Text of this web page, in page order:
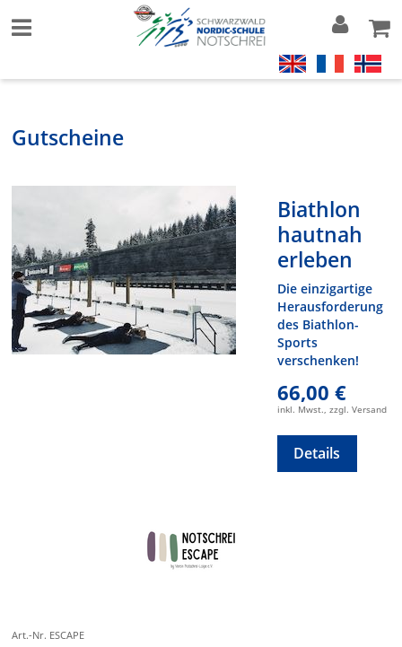
Gutscheine
Biathlon
hautnah
erleben
Die einzigartige
Herausforderung
des Biathlon-
Sports
verschenken!
66,00 €
inkl. Mwst., zzgl. Versand
Details
Art.-Nr. ESCAPE